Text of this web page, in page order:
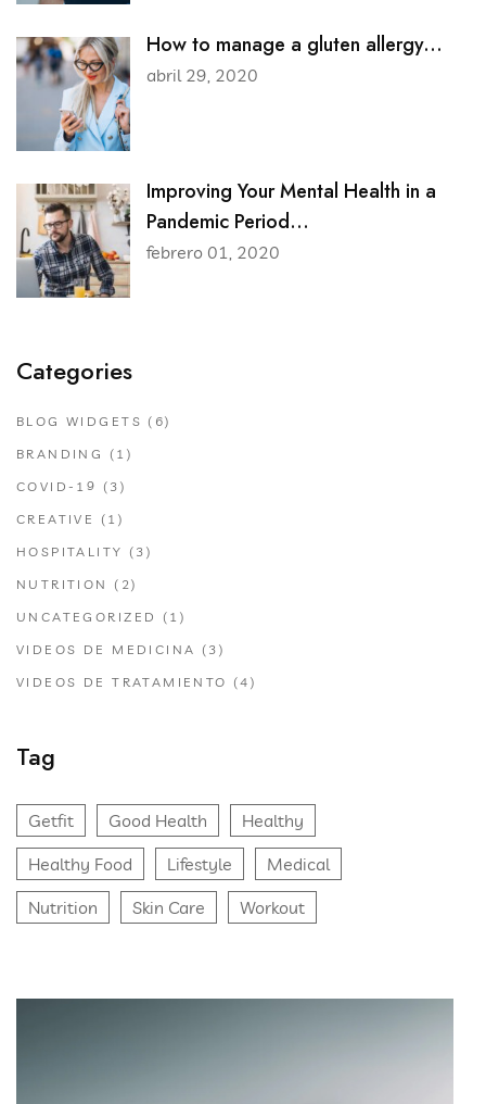
How to manage a gluten allergy...
abril 29, 2020
Improving Your Mental Health in a
Pandemic Period...
febrero 01, 2020
Categories
BLOG WIDGETS (6)
BRANDING
(1)
COVID-19 (3)
CREATIVE
(1)
HOSPITALITY (3)
NUTRITION
(2)
UNCATEGORIZED
(1)
VIDEOS DE MEDICINA (3)
VIDEOS DE TRATAMIENTO (4)
Tag
Getfit Good Health
Healthy
Healthy Food
Lifestyle
Medical
Nutrition
Skin Care Workout